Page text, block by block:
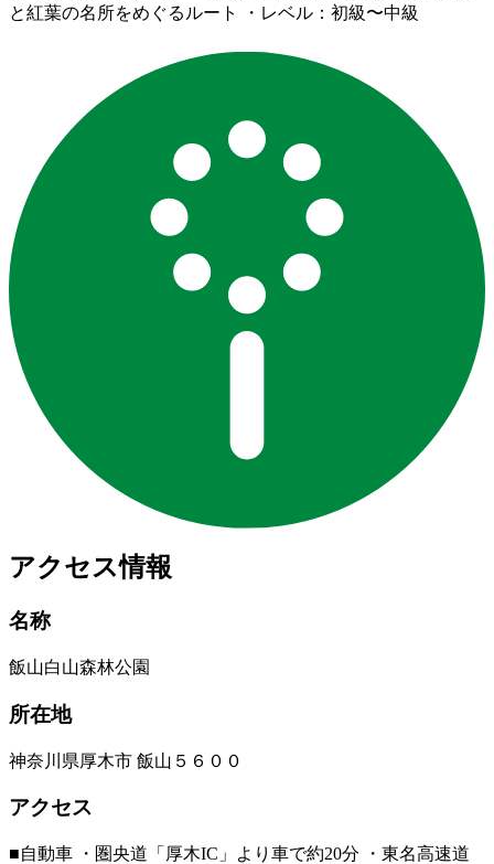
と紅葉の名所をめぐるルート ・レベル：初級〜中級
アクセス情報
名称
飯山白山森林公園
所在地
神奈川県厚木市 飯山５６００
アクセス
■自動車 ・圏央道「厚木IC」より車で約20分 ・東名高速道